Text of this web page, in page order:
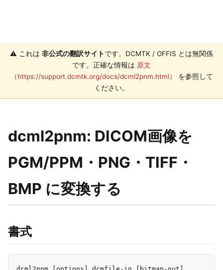
⚠️ これは 非公式の翻訳サイトです。DCMTK / OFFIS とは無関係
です。正確な情報は 原文
（https://support.dcmtk.org/docs/dcml2pnm.html）
を参照して
ください。
dcml2pnm: DICOM画像を
PGM/PPM・PNG・TIFF・
BMP に変換する
書式